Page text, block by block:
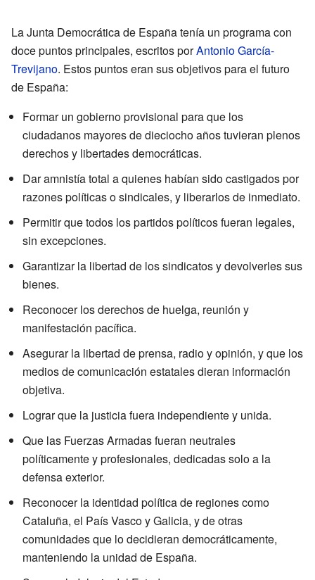
La Junta Democrática de España tenía un programa con
doce puntos principales, escritos porAntonio García-
Trevijano. Estos puntos eran sus objetivos para el futuro
de España:
Formar un gobierno provisional para que los
ciudadanos mayores de dieciocho años tuvieran plenos
derechos y libertades democráticas.
Dar amnistía total a quienes habían sido castigados por
razones políticas o sindicales, y liberarlos de inmediato.
Permitir que todos los partidos políticos fueran legales,
sin excepciones.
Garantizar la libertad de los sindicatos y devolverles sus
bienes.
Reconocer los derechos de huelga, reunión y
manifestación pacífica.
Asegurar la libertad de prensa, radio y opinión, y que los
medios de comunicación estatales dieran información
objetiva.
Lograr que la justicia fuera independiente y unida.
Que las Fuerzas Armadas fueran neutrales
políticamente y profesionales, dedicadas solo a la
defensa exterior.
Reconocer la identidad política de regiones como
Cataluña, el País Vasco y Galicia, y de otras
comunidades que lo decidieran democráticamente,
manteniendo la unidad de España.